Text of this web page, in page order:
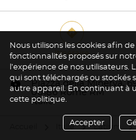
Oui Non
direction
Itinéraire
marker
Piazza della Minerva,
00186 Rome RM
Italie
Italie Latium
Nous utilisons les cookies afin
fonctionnalités proposés sur
l’expérience de nos utilisateurs.
qui sont téléchargés ou stockés
autre appareil. En continuant à
cette politique.
Accepter